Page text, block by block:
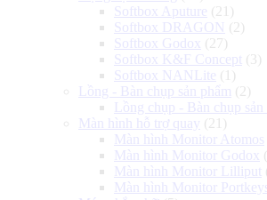
Softbox Aputure (21)
Softbox DRAGON (2)
Softbox Godox (27)
Softbox K&F Concept (3)
Softbox NANLite (1)
Lồng - Bàn chụp sản phẩm (2)
Lồng chụp - Bàn chụp
Màn hình hỗ trợ quay (21)
Màn hình Monitor Atomos
Màn hình Monitor Godox
Màn hình Monitor Lilliput
Màn hình Monitor